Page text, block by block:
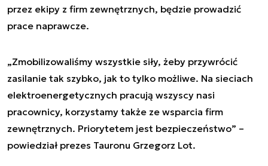
przez ekipy z firm zewnętrznych, będzie prowadzić
prace naprawcze.
„Zmobilizowaliśmy wszystkie siły, żeby przywrócić
zasilanie tak szybko, jak to tylko możliwe. Na sieciach
elektroenergetycznych pracują wszyscy nasi
pracownicy, korzystamy także ze wsparcia firm
zewnętrznych. Priorytetem jest bezpieczeństwo” –
powiedział prezes Tauronu Grzegorz Lot.